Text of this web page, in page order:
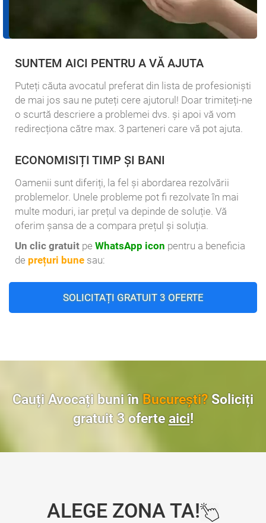
SUNTEM AICI PENTRU A VĂ AJUTA
Puteți căuta avocatul preferat din lista de profesioniști
de mai jos sau ne puteți cere ajutorul! Doar trimiteți-ne
o scurtă descriere a problemei dvs. și apoi vă vom
redirecționa către max. 3 parteneri care vă pot ajuta.
ECONOMISIȚI TIMP ȘI BANI
Oamenii sunt diferiți, la fel și abordarea rezolvării
problemelor. Unele probleme pot fi rezolvate în mai
multe moduri, iar prețul va depinde de soluție. Vă
oferim șansa de a compara prețul și soluția.
Un clic gratuit pe WhatsApp icon pentru a beneficia
de prețuri bune sau:
SOLICITAȚI GRATUIT 3 OFERTE
Cauți Avocați buni în București?Soliciți
gratuit 3 oferteaici!
ALEGE ZONA TA!